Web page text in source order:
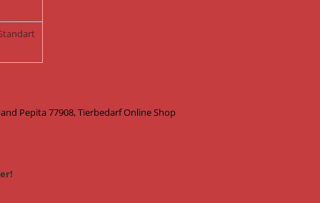
Pepita 77908, Tierbedarf Online Shop